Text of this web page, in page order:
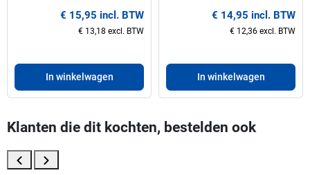
€ 15,95 incl. BTW
€ 13,18 excl. BTW
In winkelwagen
32-210 mm€ 14,95 incl. BTW
€ 12,36 excl. BTW
In winkelwagen
Klanten die dit kochten, bestelden ook